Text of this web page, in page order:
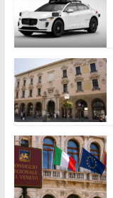
b
o
o
k
er